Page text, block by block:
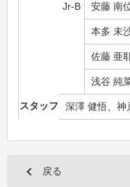
Jr-B 安藤 南
本多 未
佐藤 亜
浅谷 純
スタッフ 深澤 健悟、神
戻る